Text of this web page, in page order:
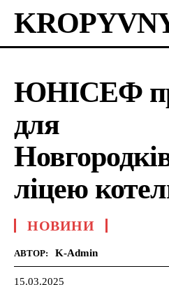
ЮНІСЕФ
для
ліцею
НОВИНИ
АВТОР: K-Admin
15.03.2025